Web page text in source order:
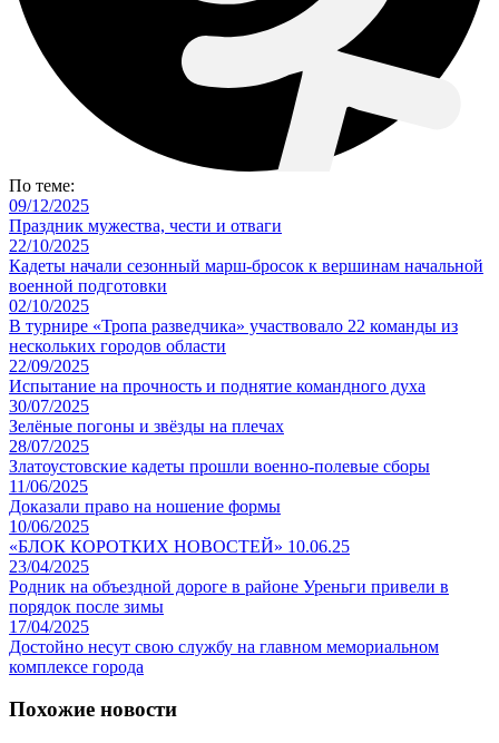
По теме:
09/12/2025
Праздник мужества, чести и отваги
22/10/2025
Кадеты начали сезонный марш-бросок к вершинам начальной
военной подготовки
02/10/2025
В турнире «Тропа разведчика» участвовало 22 команды из
нескольких городов области
22/09/2025
Испытание на прочность и поднятие командного духа
30/07/2025
Зелёные погоны и звёзды на плечах
28/07/2025
Златоустовские кадеты прошли военно-полевые сборы
11/06/2025
Доказали право на ношение формы
10/06/2025
«БЛОК КОРОТКИХ НОВОСТЕЙ» 10.06.25
23/04/2025
Родник на объездной дороге в районе Уреньги привели в
порядок после зимы
17/04/2025
Достойно несут свою службу на главном мемориальном
комплексе города
Похожие новости